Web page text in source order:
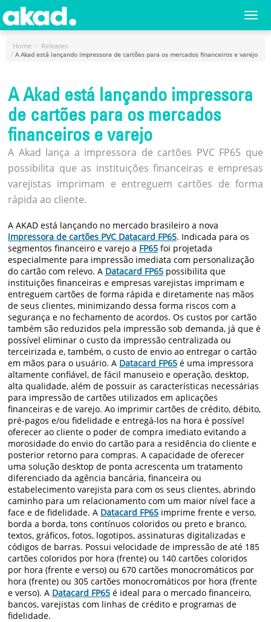
Menu
Principal
Home
Empresa
Produtos
Novidades
e
Releases
Login
Cadastro
Fale
Conosco
Home Releases
A Akad está lançando impressora de cartões para os mercados financeiros e varejo
A Akad está lançando impressora
de cartões para os mercados
financeiros e varejo
A Akad lança a impressora de cartões PVC FP65 que
possibilita que as instituições financeiras e empresas
varejistas imprimam e entreguem cartões de forma
rápida ao cliente.
A AKAD está lançando no mercado brasileiro a nova
impressora de cartões PVC Datacard FP65. Indicada para os
segmentos financeiro e varejo a FP65 foi projetada
especialmente para impressão imediata com personalização
do cartão com relevo. A Datacard FP65 possibilita que
instituições financeiras e empresas varejistas imprimam e
entreguem cartões de forma rápida e diretamente nas mãos
de seus clientes, minimizando dessa forma riscos com a
segurança e no fechamento de acordos. Os custos por cartão
também são reduzidos pela impressão sob demanda, já que é
possível eliminar o custo da impressão centralizada ou
terceirizada e, também, o custo de envio ao entregar o cartão
em mãos para o usuário. A Datacard FP65 é uma impressora
altamente confiável, de fácil manuseio e operação, desktop,
alta qualidade, além de possuir as características necessárias
para impressão de cartões utilizados em aplicações
financeiras e de varejo. Ao imprimir cartões de crédito, débito,
pré-pagos e/ou fidelidade e entregá-los na hora é possível
oferecer ao cliente o poder de compra imediato evitando a
morosidade do envio do cartão para a residência do cliente e
posterior retorno para compras. A capacidade de oferecer
uma solução desktop de ponta acrescenta um tratamento
diferenciado da agência bancária, financeira ou
estabelecimento varejista para com os seus clientes, abrindo
caminho para um relacionamento com um maior nível face a
face e de fidelidade. A Datacard FP65 imprime frente e verso,
borda a borda, tons contínuos coloridos ou preto e branco,
textos, gráficos, fotos, logotipos, assinaturas digitalizadas e
códigos de barras. Possui velocidade de impressão de até 185
cartões coloridos por hora (frente) ou 140 cartões coloridos
por hora (frente e verso) ou 670 cartões monocromáticos por
hora (frente) ou 305 cartões monocromáticos por hora (frente
e verso). A Datacard FP65 é ideal para o mercado financeiro,
bancos, varejistas com linhas de crédito e programas de
fidelidade.